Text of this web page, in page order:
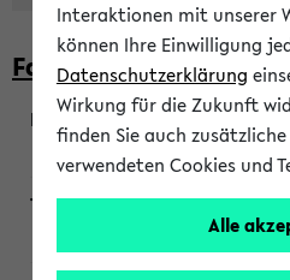
Faculty of Biology
200923
Wendisch, Peters-Wendisch,
Interaktionen mit unserer
können Ihre Einwilligung
Datenschutzerklärung
Wirkung für die Zukunft
finden Sie auch
verwendeten Cookies und
Alle